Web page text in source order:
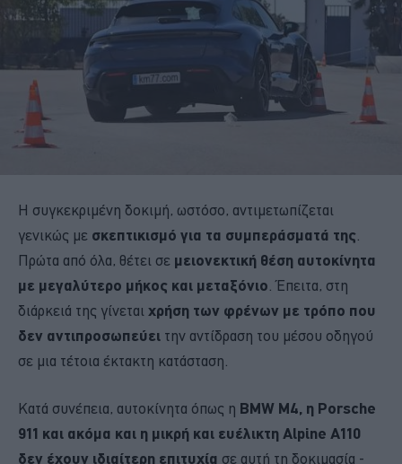
Η συγκεκριμένη δοκιμή, ωστόσο, αντιμετωπίζεται
γενικώς με σκεπτικισμό για τα συμπεράσματά της
Πρώτα από όλα, θέτει σε μειονεκτική θέση αυτοκίνητα
με μεγαλύτερο μήκος και μεταξόνιο . Έπειτα, στη
διάρκειά της γίνεται χρήση των φρένων με τρόπο που
δεν αντιπροσωπεύει την αντίδραση του μέσου οδηγού
σε μια τέτοια έκτακτη κατάσταση.
Κατά συνέπεια, αυτοκίνητα όπως η BMW M4, η Porsche
911 και ακόμα και η μικρή και ευέλικτη Alpine Α110
δεν έχουν ιδιαίτερη επιτυχία σε αυτή τη δοκιμασία -